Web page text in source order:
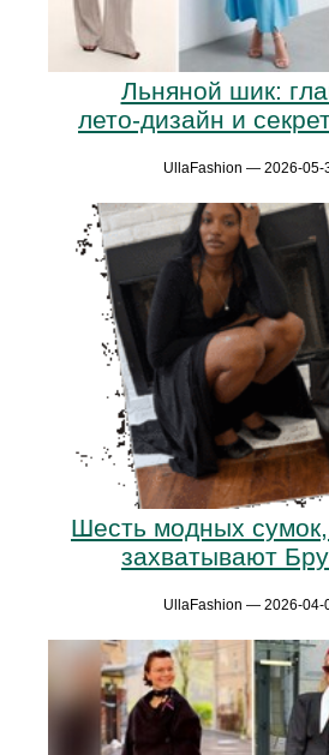
Льняной шик:
лето‑дизайн и
UllaFashion — 2026-05-
Шесть модных
захватывают
UllaFashion — 2026-04-